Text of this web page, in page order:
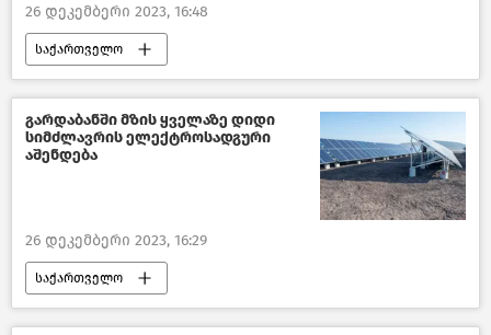
26 დეკემბერი 2023, 16:48
საქართველო
საქართველოს საგარეო საქმეთა სამინისტრო
საქართველოს საგარეო პოლიტიკა
პოლიტიკა ახალი ამბები
გარდაბანში მზის ყველაზე დიდი
სიმძლავრის ელექტროსადგური
აშენდება
26 დეკემბერი 2023, 16:29
საქართველო
საქართველოს ეკონომიკა